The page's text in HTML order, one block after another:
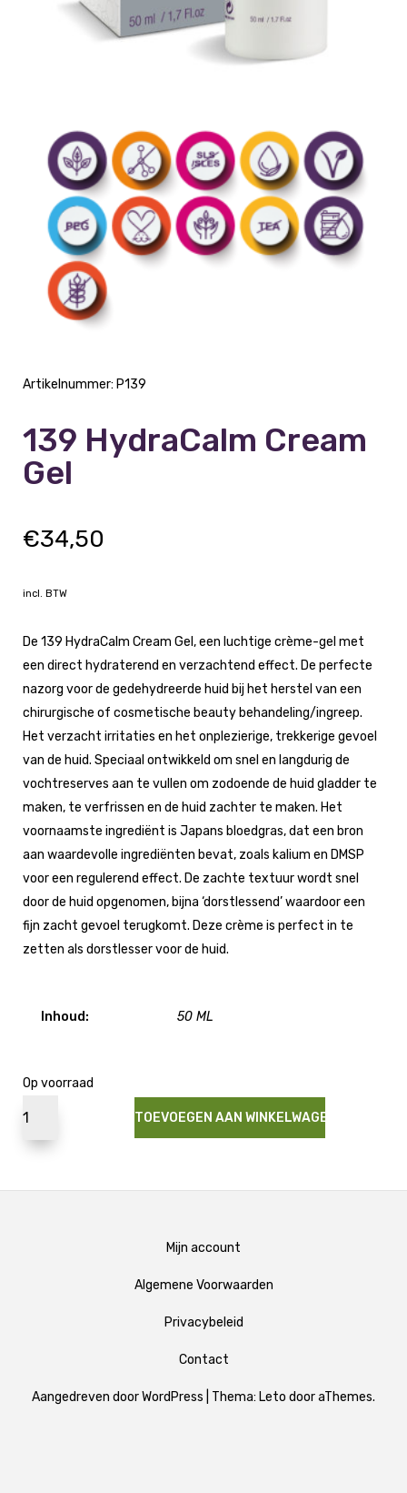
Artikelnummer: P139
139 HydraCalm Cream
Gel
€34,50
incl. BTW
De 139 HydraCalm Cream Gel, een luchtige crème-gel met
een direct hydraterend en verzachtend effect. De perfecte
nazorg voor de gedehydreerde huid bij het herstel van een
chirurgische of cosmetische beauty behandeling/ingreep.
Het verzacht irritaties en het onplezierige, trekkerige gevoel
van de huid. Speciaal ontwikkeld om snel en langdurig de
vochtreserves aan te vullen om zodoende de huid gladder te
maken, te verfrissen en de huid zachter te maken. Het
voornaamste ingrediënt is Japans bloedgras, dat een bron
aan waardevolle ingrediënten bevat, zoals kalium en DMSP
voor een regulerend effect. De zachte textuur wordt snel
door de huid opgenomen, bijna ‘dorstlessend’ waardoor een
fijn zacht gevoel terugkomt. Deze crème is perfect in te
zetten als dorstlesser voor de huid.
Inhoud: 50 ML
Op voorraad
TOEVOEGEN AAN WINKELWAGEN
Mijn account
Algemene Voorwaarden
Privacybeleid
Contact
Aangedreven door WordPress Thema: Leto door aThemes.